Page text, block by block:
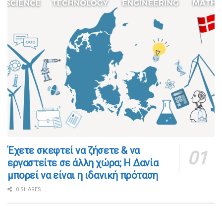
​​Έχετε σκεφτεί να ζήσετε & να
εργαστείτε σε άλλη χώρα; Η Δανία
μπορεί να είναι η ιδανική πρόταση
0 SHARES